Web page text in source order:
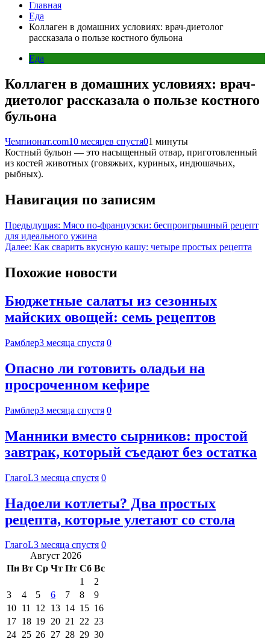
Главная
Еда
Коллаген в домашних условиях: врач-диетолог
рассказала о пользе костного бульона
Еда
Коллаген в домашних условиях: врач-
диетолог рассказала о пользе костного
бульона
Чемпионат.com10 месяцев спустя01 минуты
Костный бульон — это насыщенный отвар, приготовленный
из костей животных (говяжьих, куриных, индюшачьих,
рыбных).
Навигация по записям
Предыдущая: Мясо по-французски: беспроигрышный рецепт
для идеального ужина
Далее: Как сварить вкусную кашу: четыре простых рецепта
Похожие новости
Бюджетные салаты из сезонных
майских овощей: семь рецептов
Рамблер3 месяца спустя 0
Опасно ли готовить оладьи на
просроченном кефире
Рамблер3 месяца спустя 0
Манники вместо сырников: простой
завтрак, который съедают без остатка
ГлагоL3 месяца спустя 0
Надоели котлеты? Два простых
рецепта, которые улетают со стола
ГлагоL3 месяца спустя 0
Август 2026
Пн Вт Ср Чт Пт Сб Вс
1
2
3
4 5 6 7 8
9
10 11 12 13 14 15 16
17 18 19 20 21 22 23
24 25 26 27 28 29 30